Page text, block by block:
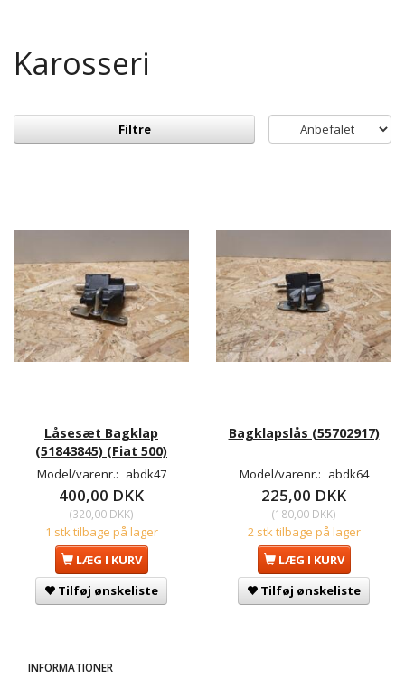
Karosseri
Filtre
Låsesæt Bagklap
(51843845) (Fiat 500)
Model/varenr.: abdk47
400,00 DKK
(320,00 DKK)
1 stk tilbage på lager
LÆG I KURV
Tilføj ønskeliste
Bagklapslås (55702917)
Model/varenr.: abdk64
225,00 DKK
(180,00 DKK)
2 stk tilbage på lager
LÆG I KURV
Tilføj ønskeliste
INFORMATIONER